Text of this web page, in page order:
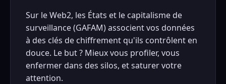
Sur le Web2, les États et le capitalisme de
surveillance (GAFAM) associent vos données
à des clés de chiffrement qu'ils contrôlent en
douce. Le but ? Mieux vous profiler, vous
enfermer dans des silos, et saturer votre
attention.